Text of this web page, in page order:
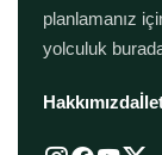
planlamanız
yolculuk
Hakkımızda